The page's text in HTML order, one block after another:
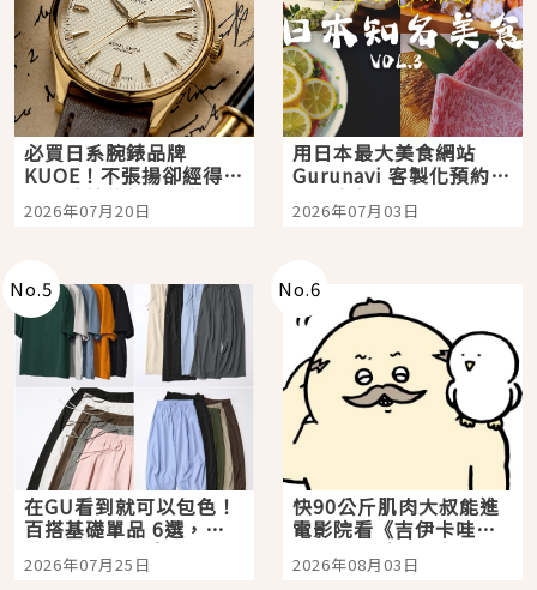
必買日系腕錶品牌
KUOE！不張揚卻經得起
時間洗鍊的經典之作五
選
2026年07月20日
用日本最大美食網站
Gurunavi 客製化預約九
大都市餐廳，打造專屬
美食體驗！
2026年07月03日
No.5
在GU看到就可以包色！
百搭基礎單品 6選，閉
眼全收也不心疼
2026年07月25日
No.6
快90公斤肌肉大叔能進
電影院看《吉伊卡哇》
嗎？日本重金屬樂團
「打首」會長與nagano
2026年08月03日